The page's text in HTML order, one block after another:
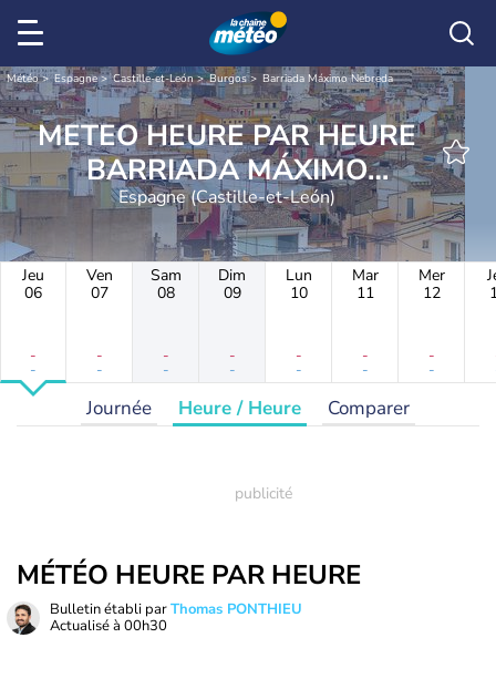
Météo Espagne Castille-et-León Burgos Barriada Máximo Nebreda
METEO HEURE PAR HEURE
BARRIADA MÁXIMO
NEBREDA
Espagne (Castille-et-León)
Jeu
06
-
-
Ven
07
-
-
Sam
08
-
-
Dim
09
-
-
Lun
10
-
-
Mar
11
-
-
Mer
12
-
-
Journée Heure / Heure Comparer
MÉTÉO HEURE PAR HEURE
Bulletin établi parThomas PONTHIEU
Actualisé à 00h30